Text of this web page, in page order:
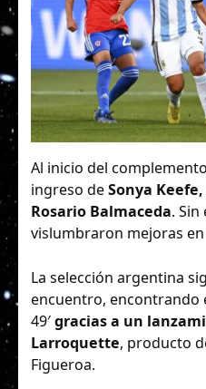
Al inicio del
ingreso deSonya
Rosario Balmaceda.
vislumbraron mejoras
La selección argentina
encuentro, encontrando
49′gracias a un
Larroquette, producto
Figueroa.